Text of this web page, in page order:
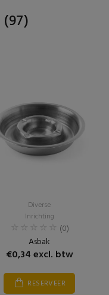
(97)
Diverse
Inrichting
(0)
Asbak
€0,34 excl. btw
RESERVEER